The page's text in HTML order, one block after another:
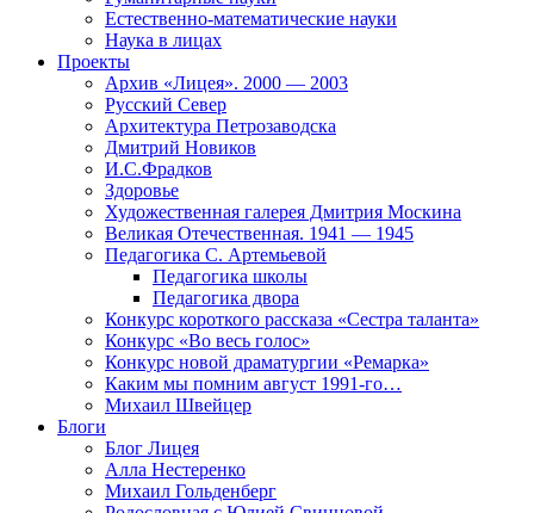
Естественно-математические науки
Наука в лицах
Проекты
Архив «Лицея». 2000 — 2003
Русский Север
Архитектура Петрозаводска
Дмитрий Новиков
И.С.Фрадков
Здоровье
Художественная галерея Дмитрия Москина
Великая Отечественная. 1941 — 1945
Педагогика С. Артемьевой
Педагогика школы
Педагогика двора
Конкурс короткого рассказа «Сестра таланта»
Конкурс «Во весь голос»
Конкурс новой драматургии «Ремарка»
Каким мы помним август 1991-го…
Михаил Швейцер
Блоги
Блог Лицея
Алла Нестеренко
Михаил Гольденберг